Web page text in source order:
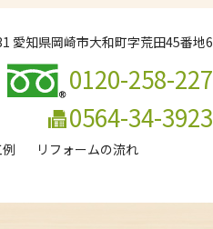
愛知県岡崎市大和町字荒田45番地6
0120-258-227
0564-34-3923
リフォームの流れ